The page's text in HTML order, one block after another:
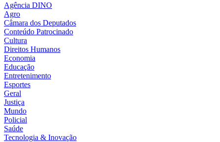
Agência DINO
Agro
Câmara dos Deputados
Conteúdo Patrocinado
Cultura
Direitos Humanos
Economia
Educação
Entretenimento
Esportes
Geral
Justiça
Mundo
Policial
Saúde
Tecnologia & Inovação